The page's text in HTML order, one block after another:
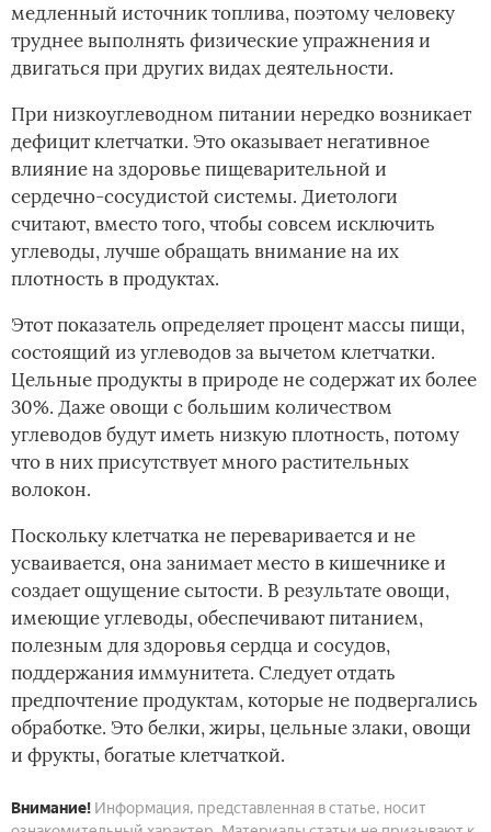
медленный источник топлива, поэтому человеку
труднее выполнять физические упражнения и
двигаться при других видах деятельности.
При низкоуглеводном питании нередко возникает
дефицит клетчатки. Это оказывает негативное
влияние на здоровье пищеварительной и
сердечно-сосудистой системы. Диетологи
считают, вместо того, чтобы совсем исключить
углеводы, лучше обращать внимание на их
плотность в продуктах.
Этот показатель определяет процент массы пищи,
состоящий из углеводов за вычетом клетчатки.
Цельные продукты в природе не содержат их более
30%. Даже овощи с большим количеством
углеводов будут иметь низкую плотность, потому
что в них присутствует много растительных
волокон.
Поскольку клетчатка не переваривается и не
усваивается, она занимает место в кишечнике и
создает ощущение сытости. В результате овощи,
имеющие углеводы, обеспечивают питанием,
полезным для здоровья сердца и сосудов,
поддержания иммунитета. Следует отдать
предпочтение продуктам, которые не подвергались
обработке. Это белки, жиры, цельные злаки, овощи
и фрукты, богатые клетчаткой.
Внимание! Информация, представленная в статье, носит